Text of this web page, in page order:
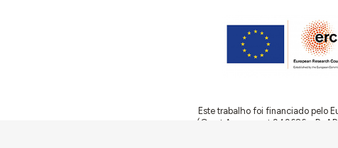
Este trabalho foi financiado pelo
(Grant Agreement 949686 –